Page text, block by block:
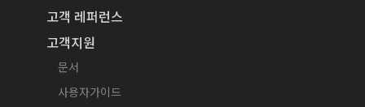
고객 레퍼런스
고객지원
문서
사용자가이드